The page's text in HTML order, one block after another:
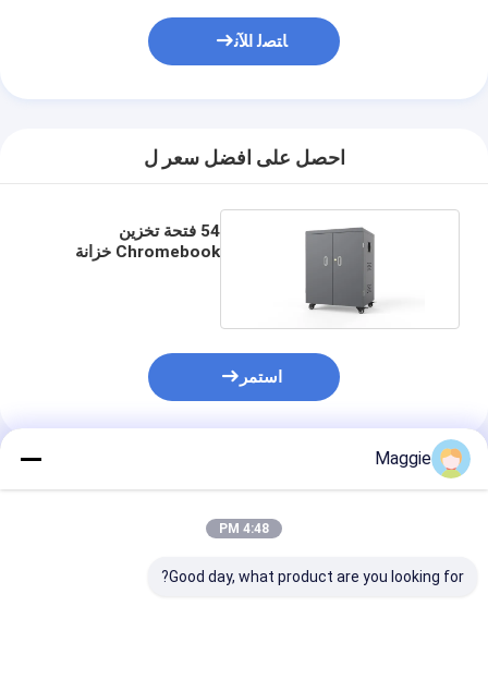
ﺎﺘﺼﻟ ﺍﻶﻧ
احصل على افضل سعر ل
54 فتحة تخزين
Chromebook خزانة
استمر
المنتجات الموصى بها
Maggie
4:48 PM
Good day, what product are you looking for?